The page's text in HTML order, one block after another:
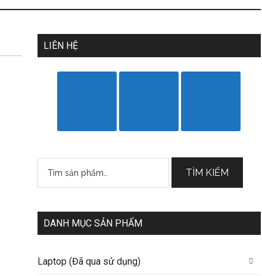
LIÊN HỆ
kiếm:
TÌM KIẾM
DANH MỤC SẢN PHẨM
Laptop (Đã qua sử dụng)